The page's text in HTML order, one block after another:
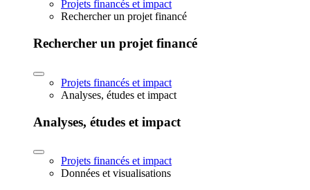
Projets financés et impact
Rechercher un projet financé
Rechercher un projet financé
Projets financés et impact
Analyses, études et impact
Analyses, études et impact
Projets financés et impact
Données et visualisations